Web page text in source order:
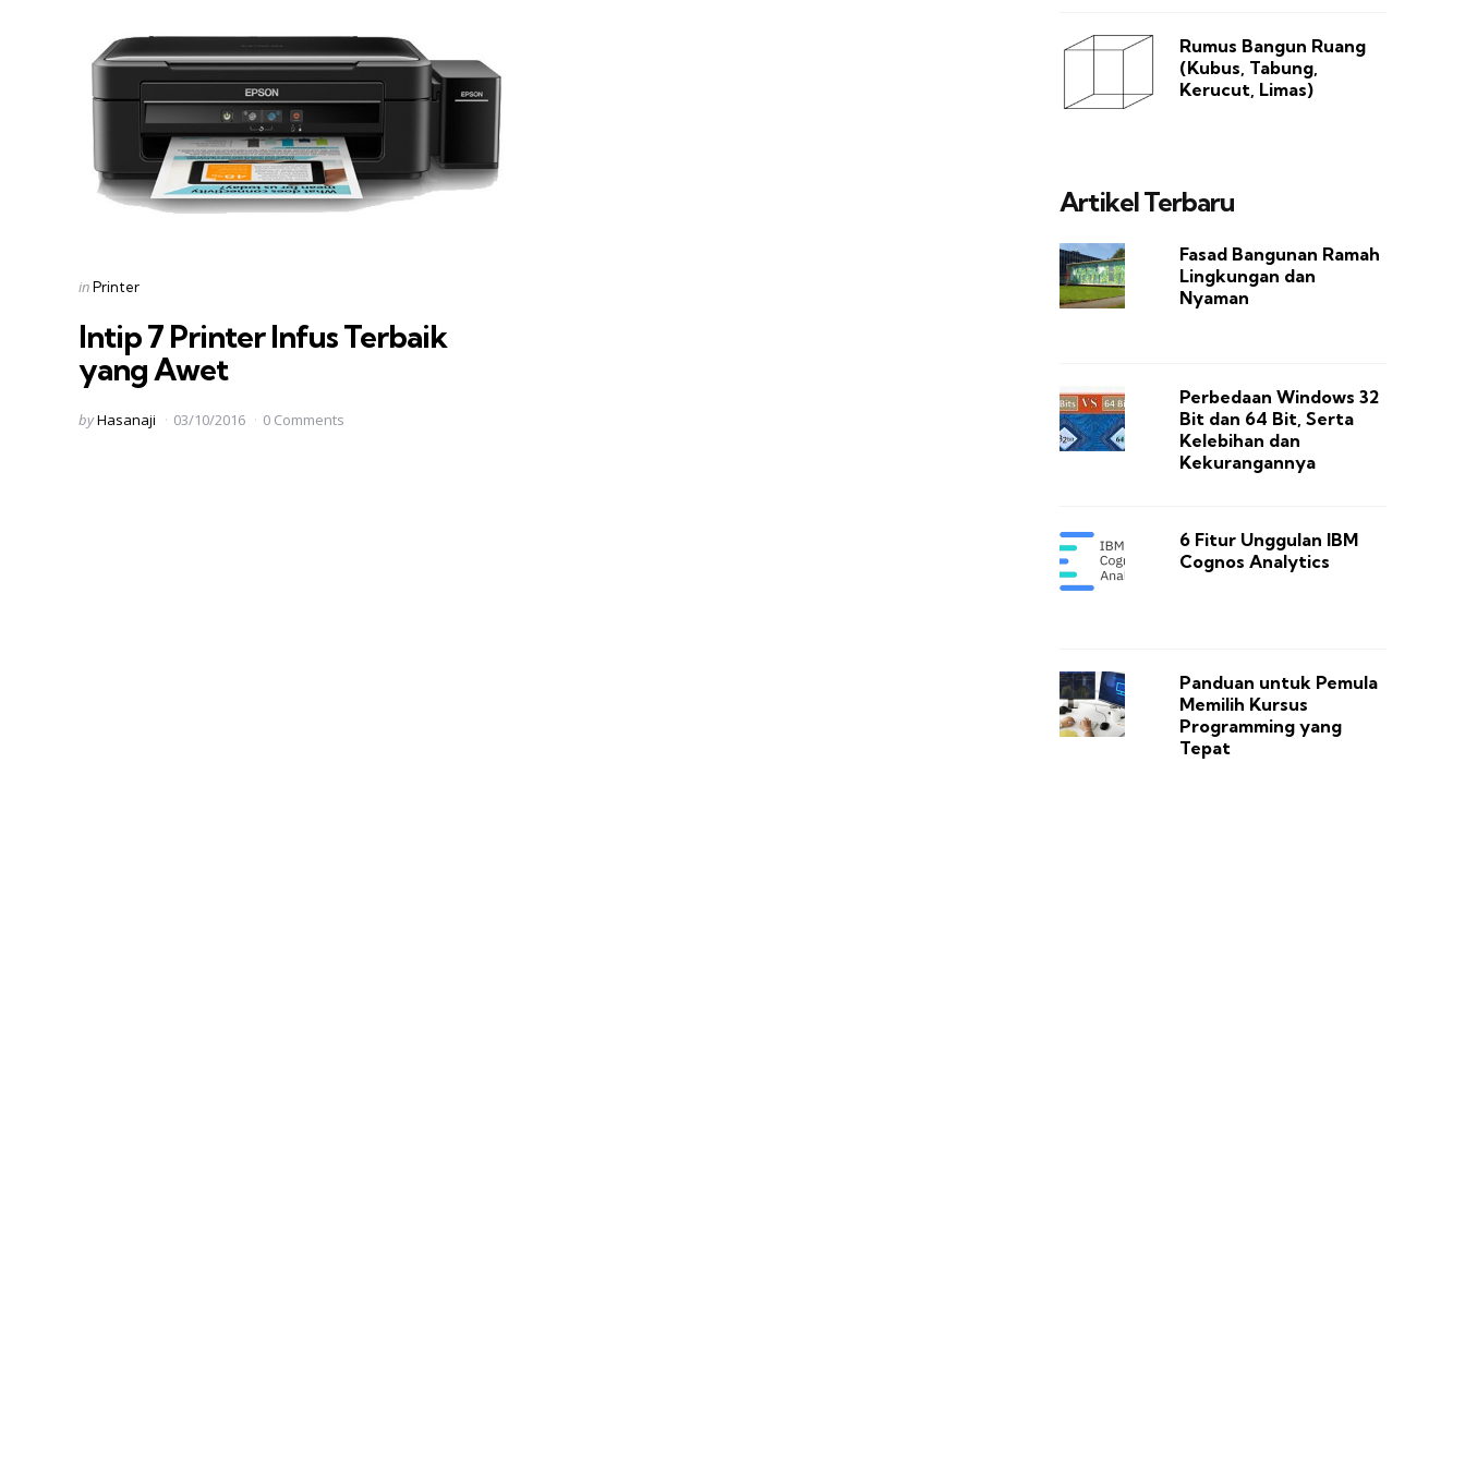
Categories
Posted
inPrinter
Intip 7 Printer Infus Terbaik
yang Awet
Posted
byHasanaji 03/10/2016 0 Comments
Rumus Bangun Ruang
(Kubus, Tabung,
Kerucut, Limas)
Artikel Terbaru
Fasad Bangunan Ramah
Lingkungan dan
Nyaman
Perbedaan Windows 32
Bit dan 64 Bit, Serta
Kelebihan dan
Kekurangannya
6 Fitur Unggulan IBM
Cognos Analytics
Panduan untuk Pemula
Memilih Kursus
Programming yang
Tepat